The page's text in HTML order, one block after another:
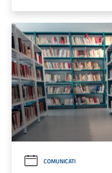
COMUNICATI